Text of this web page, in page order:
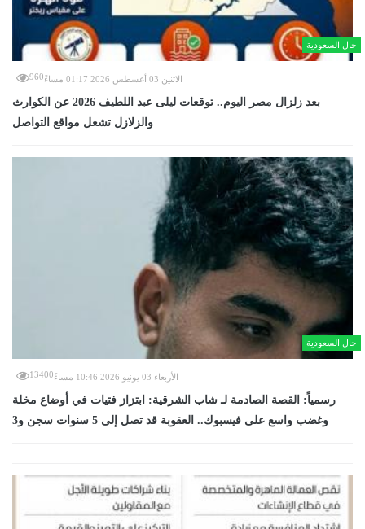
حال السعودية
الاثنين 03 أغسطس 2026 01:17 مساءً 960
بعد زلزال مصر اليوم.. توقعات ليلى عبد اللطيف 2026 عن الكوارث
والزلازل تشعل مواقع التواصل
حال السعودية
الأربعاء 03 يونيو 2026 10:46 مساءً 13400
رسمياً: القصة الصادمة لـ شاب الشرقية: ابتزاز فتيات في أوضاع مخلة
وغضب واسع على فيسبوك.. العقوبة قد تصل إلى 5 سنوات سجن و3